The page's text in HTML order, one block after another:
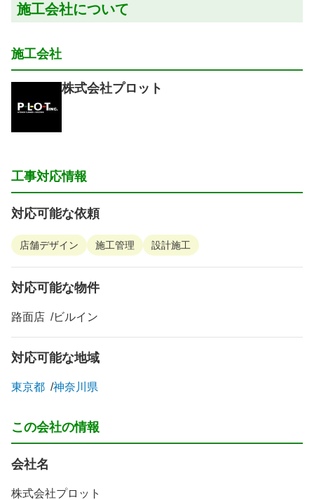
施工会社について
施工会社
株式会社プロット
工事対応情報
対応可能な依頼
店舗デザイン 施工管理 設計施工
対応可能な物件
路面店 ビルイン
対応可能な地域
東京都 神奈川県
この会社の情報
会社名
株式会社プロット